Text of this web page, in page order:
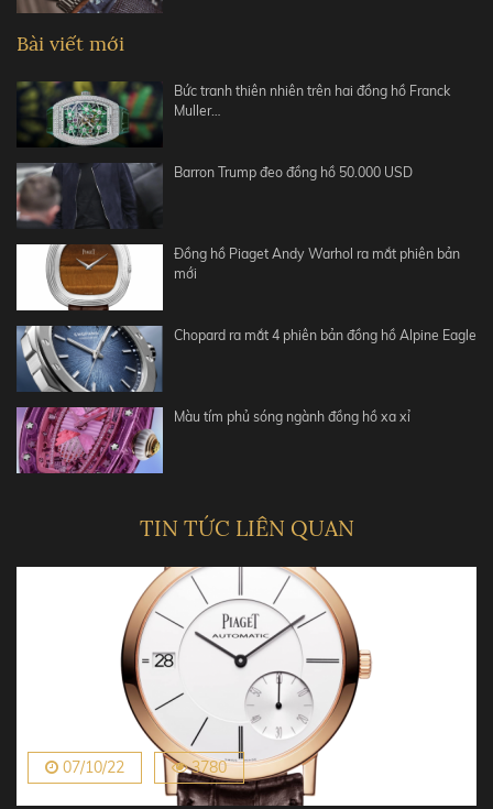
Bài viết mới
Bức tranh thiên nhiên trên hai đồng hồ Franck
Muller…
Barron Trump đeo đồng hồ 50.000 USD
Đồng hồ Piaget Andy Warhol ra mắt phiên bản
mới
Chopard ra mắt 4 phiên bản đồng hồ Alpine Eagle
Màu tím phủ sóng ngành đồng hồ xa xỉ
TIN TỨC LIÊN QUAN
07/10/22 3780